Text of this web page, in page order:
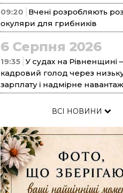
09:20
Вчені розробляють
окуляри для грибників
6 Серпня 2026
19:35 У судах на Рівненщині –
кадровий голод через
зарплату і надмірне
ВСІ НОВИНИ